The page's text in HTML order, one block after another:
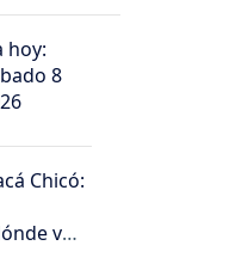
hoy:
8
Chicó:
ver